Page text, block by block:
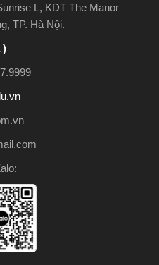
L, KDT The Manor
TP. Hà Nội.
)